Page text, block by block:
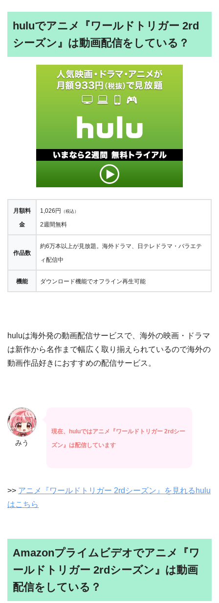
huluでアニメ『ワールドトリガー 2rd
シーズン』は動画配信をしている？
月額料
金
1,026円 （税込）
2週間無料
作品数
約6万本以上が見放題。海外ドラマ、日テレドラマ・バラエテ
ィ配信中
機能 ダウンロード機能でオフライン再生可能
huluは海外発の動画配信サービスで、海外の映画・ドラマ
は新作から名作まで幅広く取り揃えられているので海外の
動画作品好きにおすすめの配信サービス。
みう
現在、huluではアニメ『ワールドトリガー 2rdシー
ズン』は配信しています
>> アニメ『ワールドトリガー 2rdシーズン』を見れるhulu
はこちら
Amazonプライムビデオでアニメ『ワ
ールドトリガー 2rdシーズン』は動画
配信をしている？